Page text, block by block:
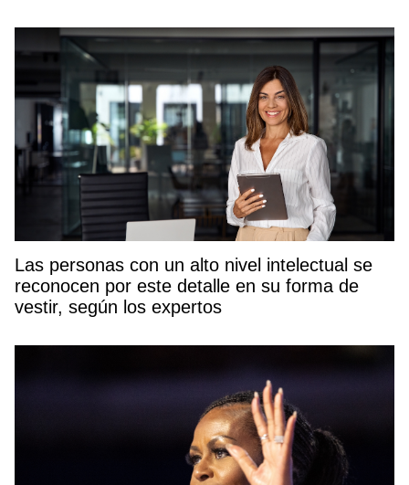
Las personas con un alto nivel intelectual se
reconocen por este detalle en su forma de
vestir, según los expertos